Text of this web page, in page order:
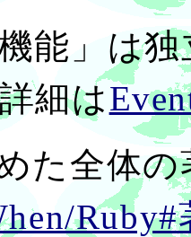
機能」は
細は
た全体